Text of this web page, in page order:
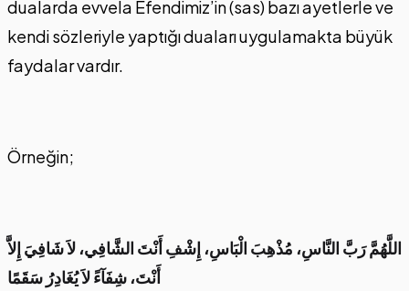
dualarda evvela Efendimiz’in (sas) bazı ayetlerle ve
kendi sözleriyle yaptığı duaları uygulamakta büyük
faydalar vardır.
Örneğin;
اللَّهُمَّ رَبَّ النَّاسِ، مُذْهِبَ الْبَاسِ، إِشْفِ أَنْتَ الشَّافِي، لاَ شَافِيَ إِلاَّ
أَنْتَ، شِفَآءً لاَ يُغَادِرُ سَقَمًا